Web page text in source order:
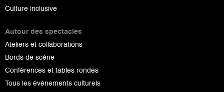
Culture inclusive
Autour des spectacles
Ateliers et collaborations
Bords de scène
Conférences et tables rondes
Tous les événements culturels